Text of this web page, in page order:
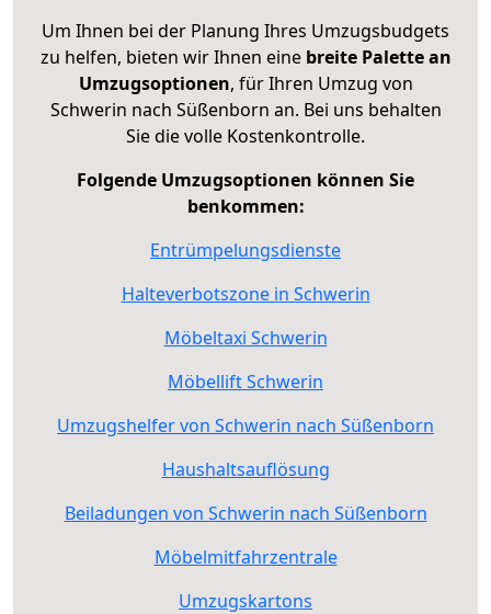
Um Ihnen bei der Planung Ihres Umzugsbudgets
zu helfen, bieten wir Ihnen eine breite Palette an
Umzugsoptionen, für Ihren Umzug von
Schwerin nach Süßenborn an. Bei uns behalten
Sie die volle Kostenkontrolle.
Folgende Umzugsoptionen können Sie
benkommen:
Entrümpelungsdienste
Halteverbotszone in Schwerin
Möbeltaxi Schwerin
Möbellift Schwerin
Umzugshelfer von Schwerin nach Süßenborn
Haushaltsauflösung
Beiladungen von Schwerin nach Süßenborn
Möbelmitfahrzentrale
Umzugskartons